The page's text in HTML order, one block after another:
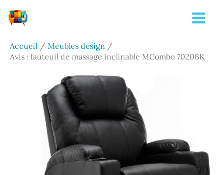
au
Accueil
Meubles design
Avis : fauteuil de massage inclinable MCombo 7020BK
Rechercher